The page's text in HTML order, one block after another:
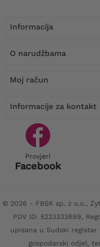
Informacija
O narudžbama
Moj račun
Informacije za kontakt
Provjeri
Facebook
© 2026 - FBSK sp. z o.o.,
PDV ID: 5223333899,
upisana u Sudski registar
gospodarski odjel,